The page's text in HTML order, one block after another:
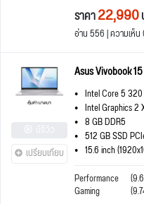
ราคา22,990
อ่าน 556 | ความเห็น
เปรียบเทียบ
Asus Vivobook
Intel Core 5 320
Intel Graphics 2
8 GB DDR5
512 GB SSD
15.6 inch
Performance
Gaming